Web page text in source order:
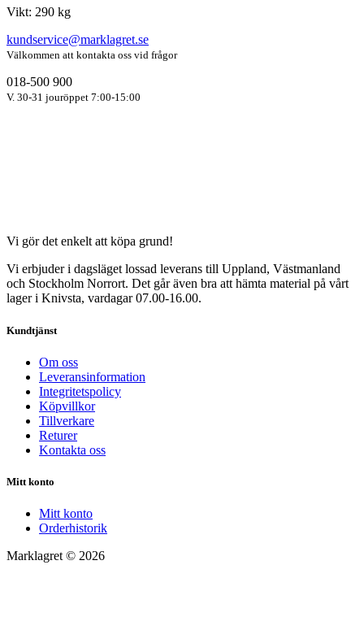
Vikt: 290 kg
kundservice@marklagret.se
Välkommen att kontakta oss vid frågor
018-500 900
V. 30-31 jouröppet 7:00-15:00
Vi gör det enkelt att köpa grund!
Vi erbjuder i dagsläget lossad leverans till Uppland, Västmanland
och Stockholm Norrort. Det går även bra att hämta material på vårt
lager i Knivsta, vardagar 07.00-16.00.
Kundtjänst
Om oss
Leveransinformation
Integritetspolicy
Köpvillkor
Tillverkare
Returer
Kontakta oss
Mitt konto
Mitt konto
Orderhistorik
Marklagret © 2026